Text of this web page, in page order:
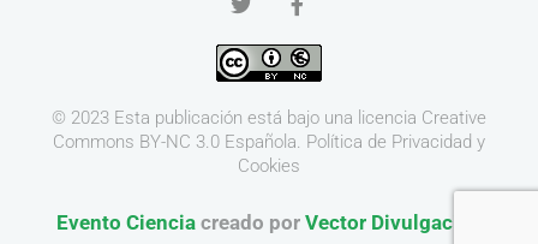
© 2023 Esta publicación está bajo una licencia Creative
Commons BY-NC 3.0 Española. Política de Privacidad y
Cookies
Evento Cienciacreado por Vector Divulgación